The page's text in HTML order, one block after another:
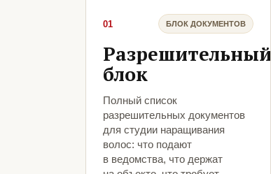
01 БЛОК ДОКУМЕНТОВ
Разрешительный
блок
Полный список
разрешительных документов
для студии наращивания
волос: что подают
в ведомства, что держат